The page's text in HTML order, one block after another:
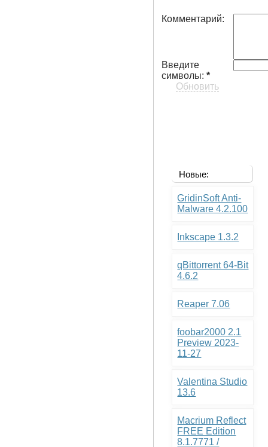
Комментарий:
Введите
символы:*
Обновить
Новые:
GridinSoft Anti-
Malware 4.2.100
Inkscape 1.3.2
qBittorrent 64-Bit
4.6.2
Reaper 7.06
foobar2000 2.1
Preview 2023-
11-27
Valentina Studio
13.6
Macrium Reflect
FREE Edition
8.1.7771 /